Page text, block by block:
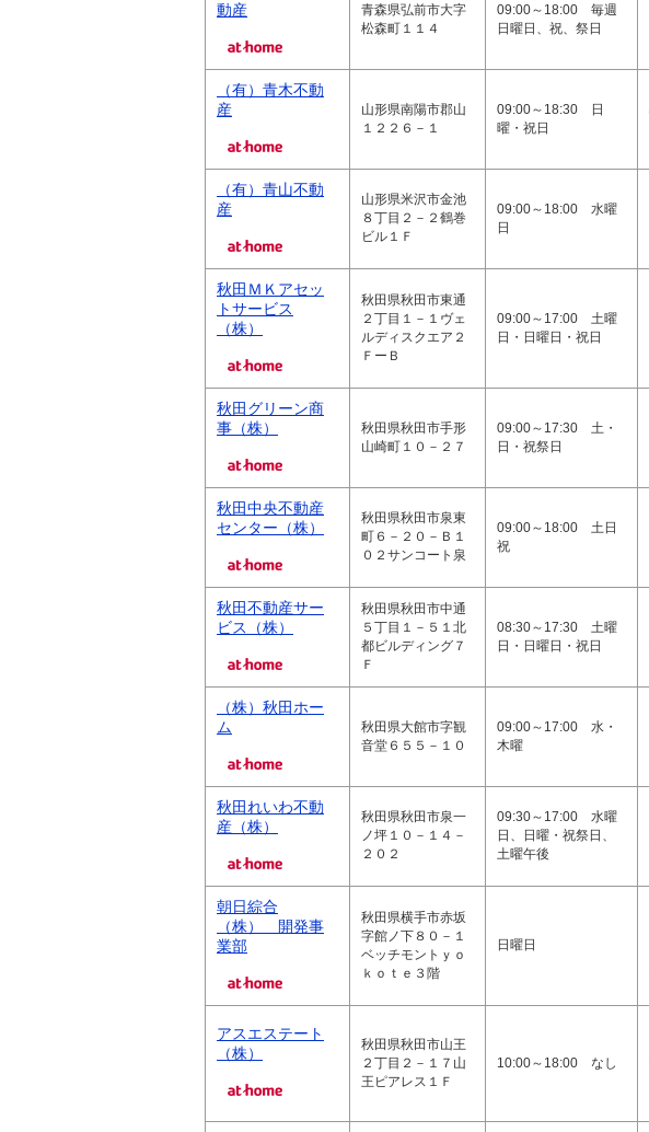
動産
青森県弘前市大字
松森町１１４
09:00～18:00 毎週
日曜日、祝、祭日
（有）青木不動
産
山形県南陽市郡山
１２２６－１
09:00～18:30 日
曜・祝日
（有）青山不動
産
山形県米沢市金池
８丁目２－２鶴巻
ビル１Ｆ
09:00～18:00 水曜
日
秋田ＭＫアセッ
トサービス
（株）
秋田県秋田市東通
２丁目１－１ヴェ
ルディスクエア２
ＦーＢ
09:00～17:00 土曜
日・日曜日・祝日
秋田グリーン商
事（株）
秋田県秋田市手形
山崎町１０－２７
09:00～17:30 土・
日・祝祭日
秋田中央不動産
センター（株）
秋田県秋田市泉東
町６－２０－Ｂ１
０２サンコート泉
09:00～18:00 土日
祝
秋田不動産サー
ビス（株）
秋田県秋田市中通
５丁目１－５１北
都ビルディング７
Ｆ
08:30～17:30 土曜
日・日曜日・祝日
（株）秋田ホー
ム
秋田県大館市字観
音堂６５５－１０
09:00～17:00 水・
木曜
秋田れいわ不動
産（株）
秋田県秋田市泉一
ノ坪１０－１４－
２０２
09:30～17:00 水曜
日、日曜・祝祭日、
土曜午後
朝日綜合
（株） 開発事
業部
秋田県横手市赤坂
字館ノ下８０－１
ベッチモントｙｏ
ｋｏｔｅ３階
日曜日
アスエステート
（株）
秋田県秋田市山王
２丁目２－１７山
王ピアレス１Ｆ
10:00～18:00 なし